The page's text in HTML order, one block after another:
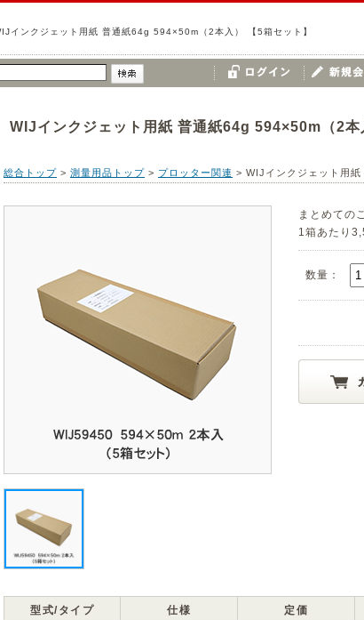
インクジェット用紙 普通紙64g 594×50m（2本入） 【5箱セット】
WIJインクジェット用紙 普通紙64g 594×50m（2本
総合トップ > 測量用品トップ > プロッター関連 > WIJインクジェット用
まとめての
1箱あたり
数量：
型式/タイプ 仕様 定価